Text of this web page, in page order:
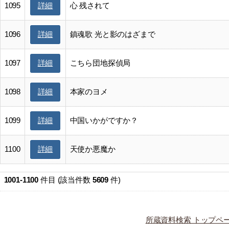
1095 詳細 心 残されて
1096 詳細 鎮魂歌 光と影のはざまで
1097 詳細 こちら団地探偵局
1098 詳細 本家のヨメ
1099 詳細 中国いかがですか？
1100 詳細 天使か悪魔か
1001-1100 件目 (該当件数 5609 件)
所蔵資料検索 トップペ